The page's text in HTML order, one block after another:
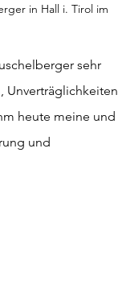
in Hall i. Tirol im
sehr
heute meine und
und